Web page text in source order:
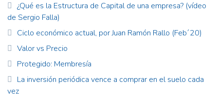
¿Qué es la Estructura de Capital de una empresa? (vídeo
de Sergio Falla)
Ciclo económico actual, por Juan Ramón Rallo (Feb´20)
Valor vs Precio
Protegido: Membresía
La inversión periódica vence a comprar en el suelo cada
vez